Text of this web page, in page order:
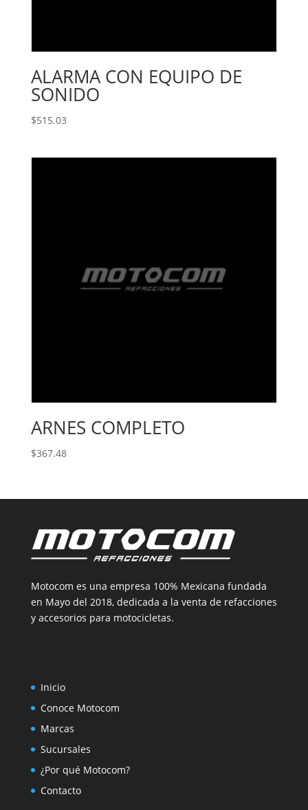
ALARMA CON EQUIPO DE
SONIDO
$515.03
ARNES COMPLETO
$367.48
Motocom es una empresa 100% Mexicana fundada
en Mayo del 2018, dedicada a la venta de refacciones
y accesorios para motocicletas.
Inicio
Conoce Motocom
Marcas
Sucursales
¿Por qué Motocom?
Contacto